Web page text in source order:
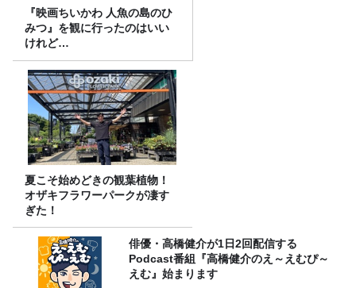
『映画ちいかわ 人魚の島のひ
みつ』を観に行ったのはいい
けれど…
夏こそ始めどきの観葉植物！
オザキフラワーパークが凄す
ぎた！
俳優・高橋健介が1日2回配信する
Podcast番組『高橋健介のえ～えむぴ～
えむ』始まります